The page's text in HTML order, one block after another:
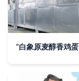
“白象原麦醇香鸡